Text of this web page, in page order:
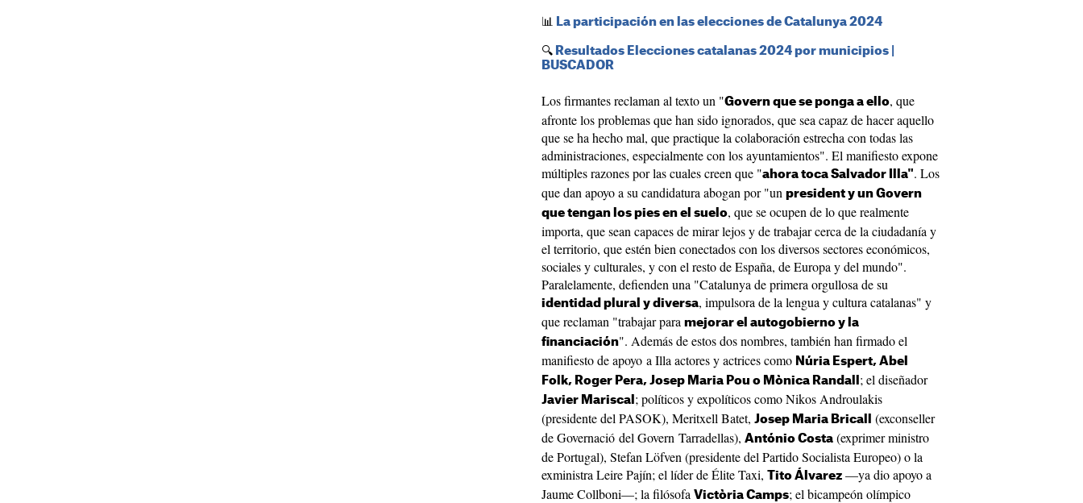
📊 La participación en las elecciones de Catalunya 2024
🔍 Resultados Elecciones catalanas 2024 por municipios |
BUSCADOR
Los firmantes reclaman al texto un "Govern que se ponga a ello, que
afronte los problemas que han sido ignorados, que sea capaz de hacer aquello
que se ha hecho mal, que practique la colaboración estrecha con todas las
administraciones, especialmente con los ayuntamientos". El manifiesto expone
múltiples razones por las cuales creen que "ahora toca Salvador Illa". Los
que dan apoyo a su candidatura abogan por "un president y un Govern
que tengan los pies en el suelo, que se ocupen de lo que realmente
importa, que sean capaces de mirar lejos y de trabajar cerca de la ciudadanía y
el territorio, que estén bien conectados con los diversos sectores económicos,
sociales y culturales, y con el resto de España, de Europa y del mundo".
Paralelamente, defienden una "Catalunya de primera orgullosa de su
identidad plural y diversa, impulsora de la lengua y cultura catalanas" y
que reclaman "trabajar para mejorar el autogobierno y la
financiación". Además de estos dos nombres, también han firmado el
manifiesto de apoyo a Illa actores y actrices como Núria Espert, Abel
Folk, Roger Pera, Josep Maria Pou o Mònica Randall ; el diseñador
Javier Mariscal ; políticos y expolíticos como Nikos Androulakis
(presidente del PASOK), Meritxell Batet, Josep Maria Bricall
(exconseller
de Governació del Govern Tarradellas), António Costa (exprimer ministro
de Portugal), Stefan Löfven (presidente del Partido Socialista Europeo) o la
exministra Leire Pajín; el líder de Élite Taxi,
Tito Álvarez —ya dio apoyo a
Jaume Collboni—; la filósofa Victòria Camps; el bicampeón olímpico